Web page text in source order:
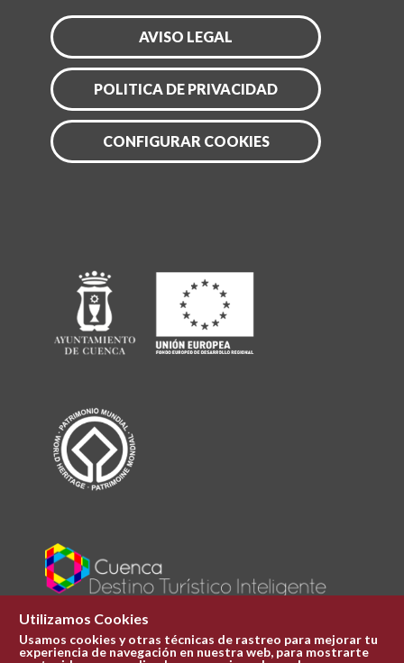
AVISO LEGAL
POLITICA DE PRIVACIDAD
CONFIGURAR COOKIES
Plaza Mayor 1
Utilizamos Cookies
Usamos cookies y otras técnicas de rastreo para mejorar tu
experiencia de navegación en nuestra web, para mostrarte